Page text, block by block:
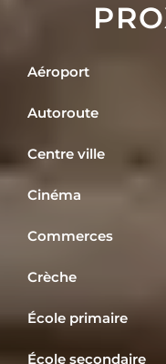
Aéroport
Autoroute
Centre ville
Cinéma
Commerces
Crèche
École primaire
École secondaire